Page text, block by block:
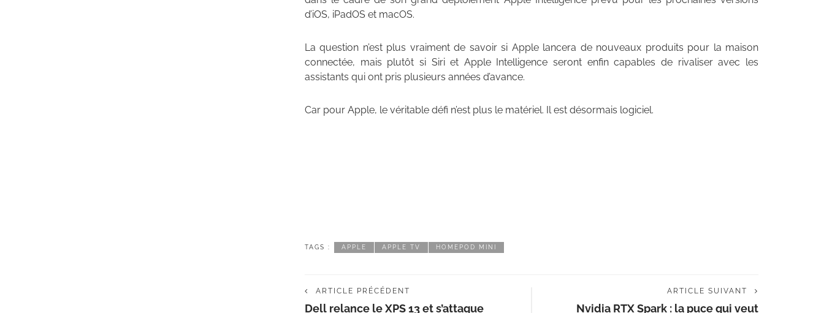
d’iOS, iPadOS et macOS.
La question n’est plus vraiment de savoir si Apple lancera de nouveaux produits pour la maison
connectée, mais plutôt si Siri et Apple Intelligence seront enfin capables de rivaliser avec les
assistants qui ont pris plusieurs années d’avance.
Car pour Apple, le véritable défi n’est plus le matériel. Il est désormais logiciel.
TAGS : APPLE APPLE TV HOMEPOD MINI
ARTICLE PRÉCÉDENT
Dell relance le XPS 13 et s’attaque
ARTICLE SUIVANT
Nvidia RTX Spark : la puce qui veut